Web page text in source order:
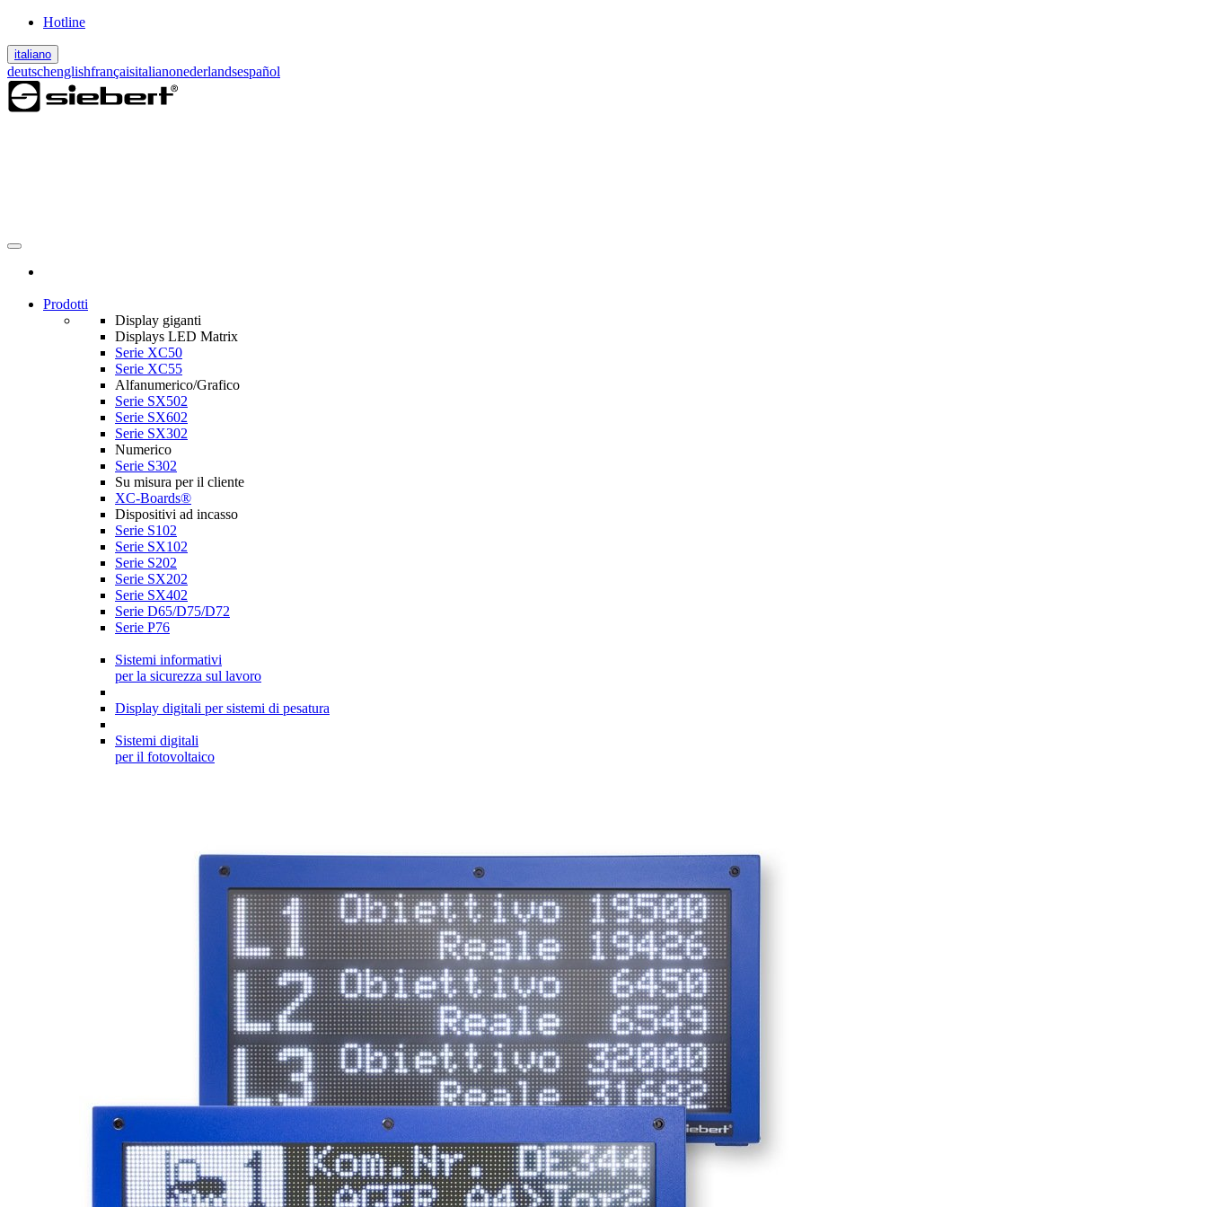
Hotline
italiano
deutschenglishfrançaisitalianonederlandsespañol
Prodotti
Display giganti
Displays LED Matrix
Serie XC50
Serie XC55
Alfanumerico/Grafico
Serie SX502
Serie SX602
Serie SX302
Numerico
Serie S302
Su misura per il cliente
XC-Boards®
Dispositivi ad incasso
Serie S102
Serie SX102
Serie S202
Serie SX202
Serie SX402
Serie D65/D75/D72
Serie P76
Sistemi informativi
per la sicurezza sul lavoro
Display digitali per sistemi di pesatura
Sistemi digitali
per il fotovoltaico